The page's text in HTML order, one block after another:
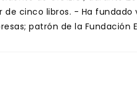
de cinco libros. - Ha
patrón de la Fundación